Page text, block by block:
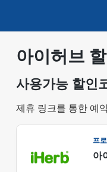
아이허브
사용가능 할인
제휴 링크를 통한 예
프
아